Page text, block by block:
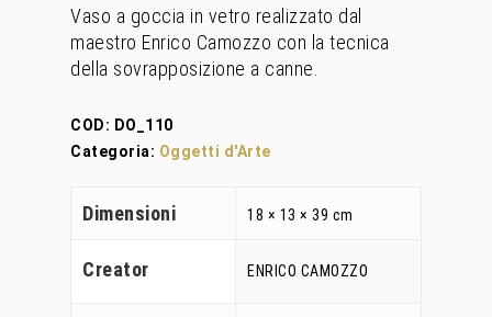
Vaso a goccia in vetro realizzato dal
maestro Enrico Camozzo con la tecnica
della sovrapposizione a canne.
COD: DO_110
Categoria: Oggetti d'Arte
Dimensioni 18 × 13 × 39 cm
Creator ENRICO CAMOZZO